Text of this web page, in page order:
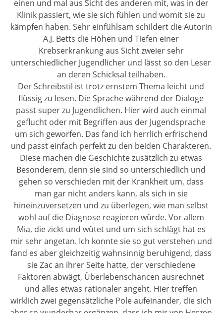
einen und mal aus Sicht des anderen mit, was in der
Klinik passiert, wie sie sich fühlen und womit sie zu
kämpfen haben. Sehr einfühlsam schildert die Autorin
A.J. Betts die Höhen und Tiefen einer
Krebserkrankung aus Sicht zweier sehr
unterschiedlicher Jugendlicher und lässt so den Leser
an deren Schicksal teilhaben.
Der Schreibstil ist trotz ernstem Thema leicht und
flüssig zu lesen. Die Sprache während der Dialoge
passt super zu Jugendlichen. Hier wird auch einmal
geflucht oder mit Begriffen aus der Jugendsprache
um sich geworfen. Das fand ich herrlich erfrischend
und passt einfach perfekt zu den beiden Charakteren.
Diese machen die Geschichte zusätzlich zu etwas
Besonderem, denn sie sind so unterschiedlich und
gehen so verschieden mit der Krankheit um, dass
man gar nicht anders kann, als sich in sie
hineinzuversetzen und zu überlegen, wie man selbst
wohl auf die Diagnose reagieren würde. Vor allem
Mia, die zickt und wütet und um sich schlägt hat es
mir sehr angetan. Ich konnte sie so gut verstehen und
fand es aber gleichzeitig wahnsinnig beruhigend, dass
sie Zac an ihrer Seite hatte, der verschiedene
Faktoren abwägt, Überlebenschancen ausrechnet
und alles etwas rationaler angeht. Hier treffen
wirklich zwei gegensätzliche Pole aufeinander, die sich